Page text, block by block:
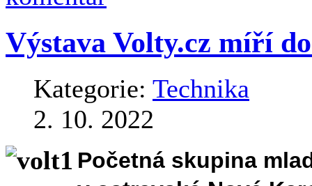
Výstava Volty.cz míří
Kategorie: Technika
2. 10. 2022
Početná skupina